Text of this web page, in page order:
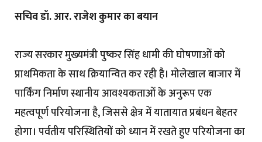
सचिव डॉ. आर. राजेश कुमार का बयान
राज्य सरकार मुख्यमंत्री पुष्कर सिंह धामी की घोषणाओं को
प्राथमिकता के साथ क्रियान्वित कर रही है। मोलेखाल बाजार में
पार्किंग निर्माण स्थानीय आवश्यकताओं के अनुरूप एक
महत्वपूर्ण परियोजना है, जिससे क्षेत्र में यातायात प्रबंधन बेहतर
होगा। पर्वतीय परिस्थितियों को ध्यान में रखते हुए परियोजना का